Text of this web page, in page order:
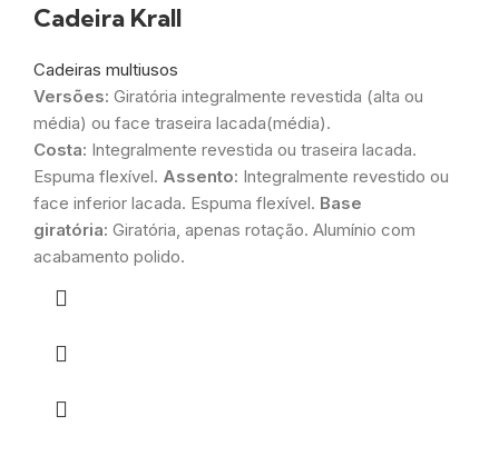
Cadeira Krall
Cadeiras multiusos
Versões: Giratória integralmente revestida (alta ou
média) ou face traseira lacada(média).
Costa: Integralmente revestida ou traseira lacada.
Espuma flexível. Assento: Integralmente revestido ou
face inferior lacada. Espuma flexível. Base
giratória: Giratória, apenas rotação. Alumínio com
acabamento polido.